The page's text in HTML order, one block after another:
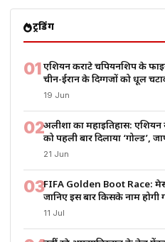
ट्रेंडिंग
01एशियन कराटे चैंपियनशिप के
चीन-ईरान के दिग्गजों को धूल
19 Jun
02अलीशा का महाइतिहास: एशियन
को पहली बार दिलाया ‘गोल्ड’,
21 Jun
03FIFA Golden Boot Race:
जानिए इस बार किसके नाम होगी
11 Jul